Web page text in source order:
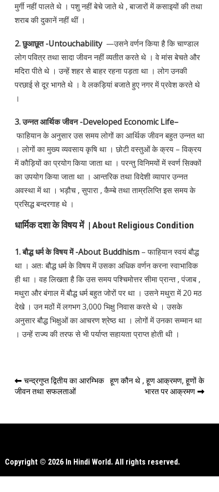
मुर्गी नहीं पालते थे । पशु नहीं बेचे जाते थे , बाजारों में कसाइयों की तथा
शराब की दुकानें नहीं थीं ।
2. छुआछूत -Untouchability —उसने वर्णन किया है कि चाण्डाल
लोग पवित्र तथा सादा जीवन नहीं व्यतीत करते थे । वे मांस बेचते और
मदिरा पीते थे । उन्हें शहर से बाहर रहना पड़ता था । लोग उनकी
परछाई से दूर भागते थे । वे लकड़ियां बजाते हुए नगर में प्रवेश करते थे
।
3. उन्नत आर्थिक जीवन -Developed Economic Life–
फाहियान के अनुसार उस समय लोगों का आर्थिक जीवन बहुत उन्नत था
। लोगों का मुख्य व्यवसाय कृषि था । छोटी वस्तुओं के क्रय – विक्रय
में कौड़ियों का प्रयोग किया जाता था । परन्तु विनिमयों में स्वर्ण सिक्कों
का उपयोग किया जाता था । आन्तरिक तथा विदेशी व्यापार उन्नत
अवस्था में था । भड़ौच , सुपारा , कैम्बे तथा ताम्रलिप्ति इस समय के
प्रसिद्ध बन्दरगाह थे ।
धार्मिक दशा के विषय में | About Religious Condition
1. बौद्ध धर्म के विषय में -About Buddhism – फाहियान स्वयं बौद्ध
था । अतः बौद्ध धर्म के विषय में उसका अधिक वर्णन करना स्वाभाविक
ही था । वह लिखता है कि उस समय पश्चिमोत्तर सीमा प्रान्त , पंजाब ,
मथुरा और बंगाल में बौद्ध धर्म बहुत जोरों पर था । उसने मथुरा में 20 मठ
देखे । उन मठों में लगभग 3,000 भिक्षु निवास करते थे । उसके
अनुसार बौद्ध भिक्षुओं का आचरण श्रेष्ठ था । लोगों में उनका सम्मान था
। उन्हें राज्य की तरफ से भी पर्याप्त सहायता प्राप्त होती थी ।
Post
navigation
चन्द्रगुप्त द्वितीय का आरम्भिक
जीवन तथा सफलताओं
हूण कौन थे , हूण आक्रमण, हूणों के
भारत पर आक्रमण
Copyright © 2026 In Hindi World. All rights reserved.